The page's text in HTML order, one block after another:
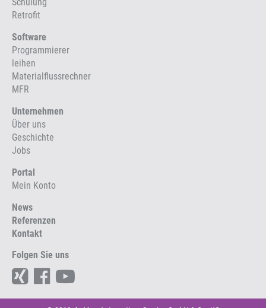
Retrofit
Software
Programmierer
leihen
Materialflussrechner
MFR
Unternehmen
Über uns
Geschichte
Jobs
Portal
Mein Konto
News
Referenzen
Kontakt
Folgen Sie uns